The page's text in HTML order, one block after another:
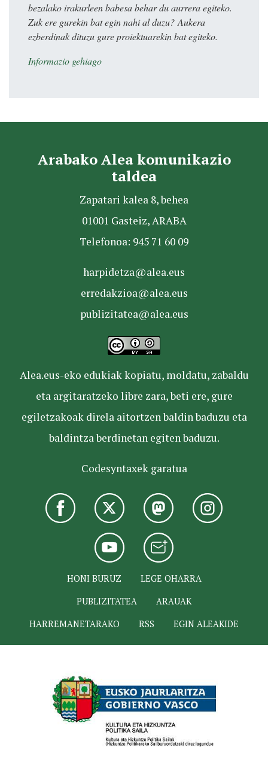
bezalako irakurleen babesa behar du aurrera egiteko.
Zuk ere gurekin bat egin nahi al duzu? Aukera
ezberdinak dituzu gure proiektuarekin bat egiteko.
Informazio gehiago
Arabako Alea komunikazio
taldea
Zapatari kalea 8, behea
01001 Gasteiz, ARABA
Telefonoa: 945 71 60 09
harpidetza@alea.eus
erredakzioa@alea.eus
publizitatea@alea.eus
Alea.eus-eko edukiak kopiatu, moldatu, zabaldu
eta argitaratzeko libre zara, beti ere, gure
egiletzakoak direla aitortzen baldin baduzu eta
baldintza berdinetan egiten baduzu.
Codesyntaxek garatua
HONI BURUZ
LEGE OHARRA
PUBLIZITATEA
ARAUAK
HARREMANETARAKO
RSS EGIN ALEAKIDE